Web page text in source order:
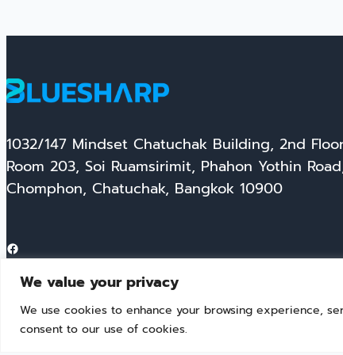
We value your privacy
We use cookies to enhance your browsing experience,
consent to our use of cookies.
1032/147 Mindset Chatuchak Building, 2nd
Room 203, Soi Ruamsirimit, Phahon Yothin
Chomphon, Chatuchak, Bangkok 10900
Facebook